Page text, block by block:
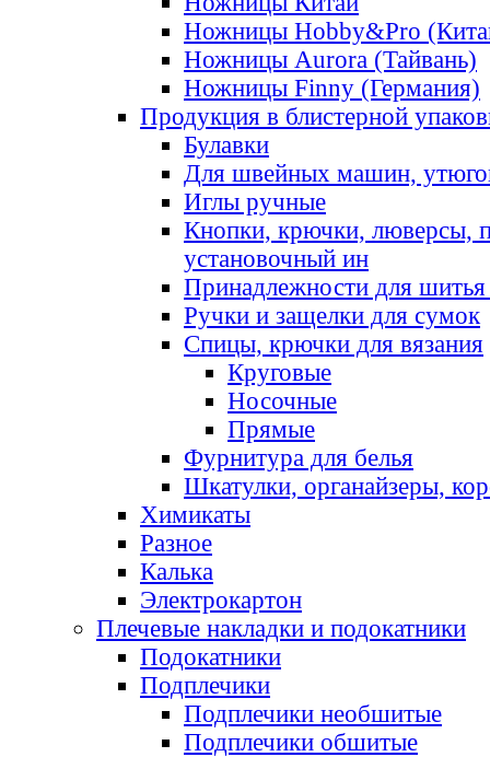
Ножницы Hobby&Pro
Ножницы Aurora (Тайвань)
Ножницы Finny (Германия)
Продукция в блистерной
Булавки
Для швейных машин,
Иглы ручные
Кнопки, крючки, люверсы,
установочный ин
Принадлежности для шитья
Ручки и защелки для сумок
Спицы, крючки для вязания
Круговые
Носочные
Прямые
Фурнитура для белья
Шкатулки, органайзеры,
Химикаты
Разное
Калька
Электрокартон
Плечевые накладки и подокатники
Подокатники
Подплечики
Подплечики необшитые
Подплечики обшитые